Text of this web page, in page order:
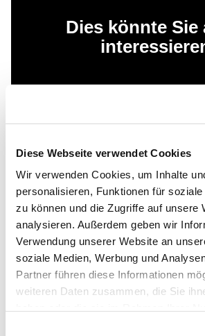
Diese Webseite verwendet Cookies
Wir verwenden Cookies, um Inhalte
personalisieren, Funktionen für
zu können und die Zugriffe auf unsere
analysieren. Außerdem geben wir
Verwendung unserer Website an
soziale Medien, Werbung und
Partner führen diese Informationen
weiteren Daten zusammen, die Sie
Dies könnte Sie